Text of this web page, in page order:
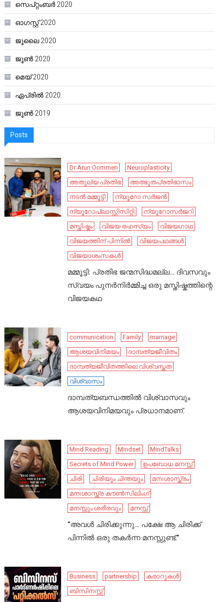
സെപ്റ്റംബർ 2020
ഓഗസ്റ്റ്‌ 2020
ജൂലൈ 2020
ജൂൺ 2020
മെയ്‌ 2020
ഏപ്രിൽ 2020
ജൂൺ 2019
Posts
Dr Arun Oommen
Neuroplasticity
അതുല്യ പ്രതിഭ
അത്ഭുതപ്രതിഭാസം
നടൻ മമ്മൂട്ടി
ന്യൂറോ സർജൻ
ന്യൂറോപ്ലാസ്റ്റിസിറ്റി
ന്യൂറോസർജറി
മസ്തിഷ്കം
വിജയ രഹസ്യം
വിജയഗാഥ
വിജയത്തിന് പിന്നിൽ
വിജയപഥങ്ങൾ
വിജയാശംസകൾ
മമ്മൂട്ടി: പ്രതിഭ ജന്മസിദ്ധമല്ല… ദിവസവും
സ്വയം പുനർനിർമ്മിച്ച ഒരു മസ്തിഷ്കത്തിന്റെ
വിജയകഥ
communication Family
marriage
ആശയവിനിമയം
ദാമ്പത്യജീവിതം
ദാമ്പത്യജീവിതത്തിലെ വിശ്വസ്തത
വിശ്വാസം
ദാമ്പത്യബന്ധത്തിൽ വിശ്വാസവും
ആശയവിനിമയവും പ്രധാനമാണ്.
Mind Reading Mindset
MindTalks
Secrets of Mind Power
ഉപബോധ മനസ്സ്
ചിരി
ചിരിയും ചിന്തയും
മനഃശാസ്ത്രം
മനഃശാസ്ത്ര കൗൺസിലിംഗ്
മനസ്സും ശരീരവും
മനസ്സ്
“അവൾ ചിരിക്കുന്നു… പക്ഷേ ആ ചിരിക്ക്
പിന്നിൽ ഒരു തകർന്ന മനസ്സുണ്ട്.”
Business partnership
കരാറുകൾ
ബിസിനസ്സ്